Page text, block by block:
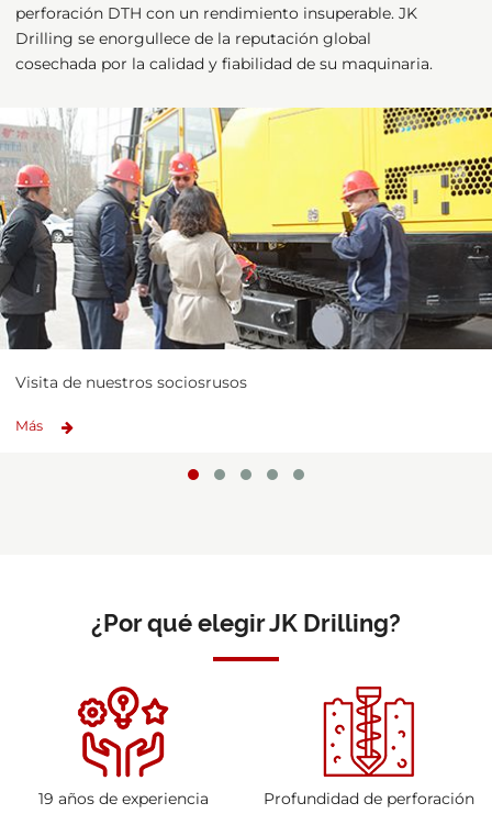
perforación DTH con un rendimiento insuperable. JK
Drilling se enorgullece de la reputación global
cosechada por la calidad y fiabilidad de su maquinaria.
Visita de nuestros sociosrusos
Más
¿Por qué elegir JK Drilling?
19 años de experiencia Profundidad de perforación